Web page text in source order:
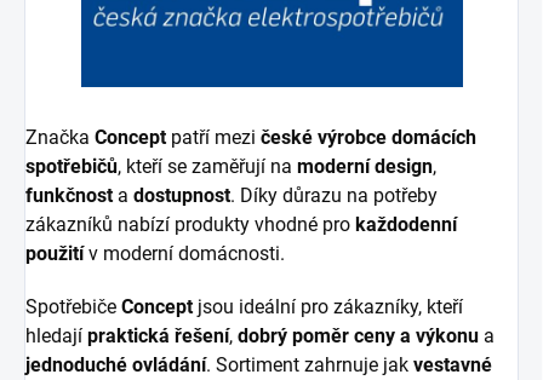
Značka Conceptpatří mezi české výrobce domácích
spotřebičů, kteří se zaměřují na moderní design,
funkčnosta dostupnost. Díky důrazu na potřeby
zákazníků nabízí produkty vhodné pro každodenní
použitív moderní domácnosti.
Spotřebiče Conceptjsou ideální pro zákazníky, kteří
hledají praktická řešení, dobrý poměr ceny a výkonu a
jednoduché ovládání. Sortiment zahrnuje jak vestavné